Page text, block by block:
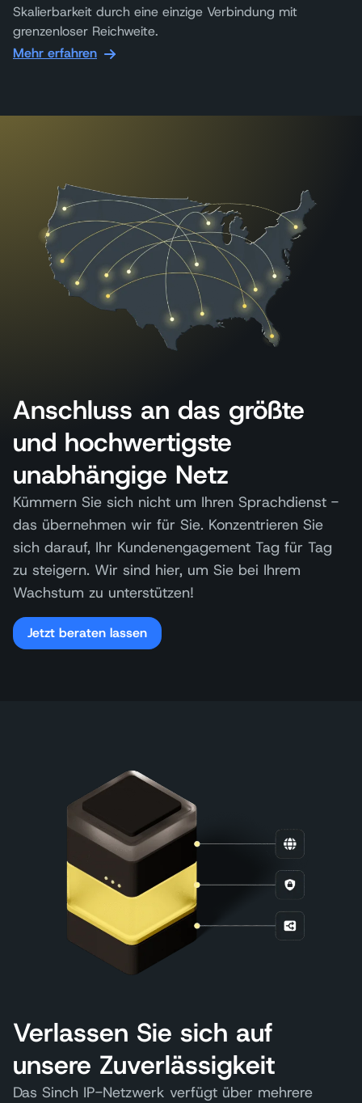
Skalierbarkeit durch eine einzige Verbindung mit
grenzenloser Reichweite.
Mehr erfahren
Anschluss an das größte
und hochwertigste
unabhängige Netz
Kümmern Sie sich nicht um Ihren Sprachdienst -
das übernehmen wir für Sie. Konzentrieren Sie
sich darauf, Ihr Kundenengagement Tag für Tag
zu steigern. Wir sind hier, um Sie bei Ihrem
Wachstum zu unterstützen!
Jetzt beraten lassen
Verlassen Sie sich auf
unsere Zuverlässigkeit
Das Sinch IP-Netzwerk verfügt über mehrere